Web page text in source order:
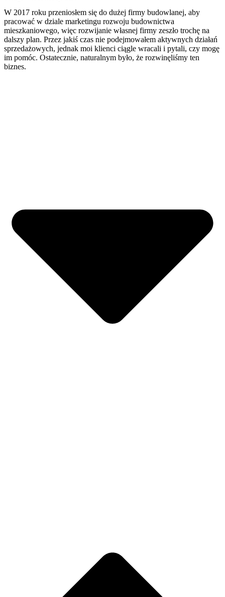
W 2017 roku przeniosłem się do dużej firmy budowlanej, aby
pracować w dziale marketingu rozwoju budownictwa
mieszkaniowego, więc rozwijanie własnej firmy zeszło trochę na
dalszy plan. Przez jakiś czas nie podejmowałem aktywnych działań
sprzedażowych, jednak moi klienci ciągle wracali i pytali, czy mogę
im pomóc. Ostatecznie, naturalnym było, że rozwinęliśmy ten
biznes.